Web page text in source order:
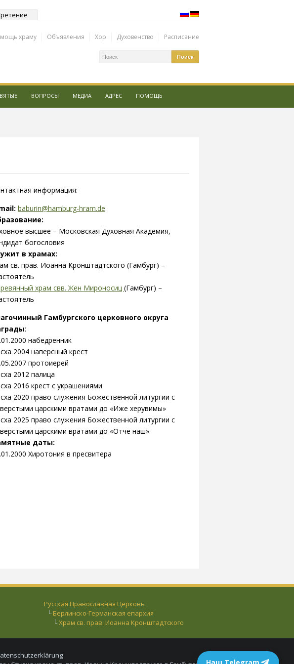
храму Объявления Хор Духовенство Расписание
ВОПРОСЫ МЕДИА АДРЕС ПОМОЩЬ
информация:
baburin@hamburg-hram.de
высшее – Московская Духовная Академия,
богословия
в храмах:
св. прав. Иоанна Кронштадтского (Гамбург) –
храм свв. Жен Мироносиц (Гамбург) –
Гамбургского церковного округа
:
набедренник
2004 наперсный крест
протоиерей
2012 палица
2016 крест с украшениями
2020 право служения Божественной литургии с
царскими вратами до «Иже херувимы»
2025 право служения Божественной литургии с
царскими вратами до «Отче наш»
даты:
Хиротония в пресвитера
Русская Православная Церковь
└Берлинско-Германская епархия
└Храм св. прав. Иоанна Кронштадтского